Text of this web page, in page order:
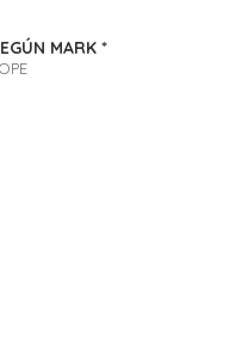
MARK *